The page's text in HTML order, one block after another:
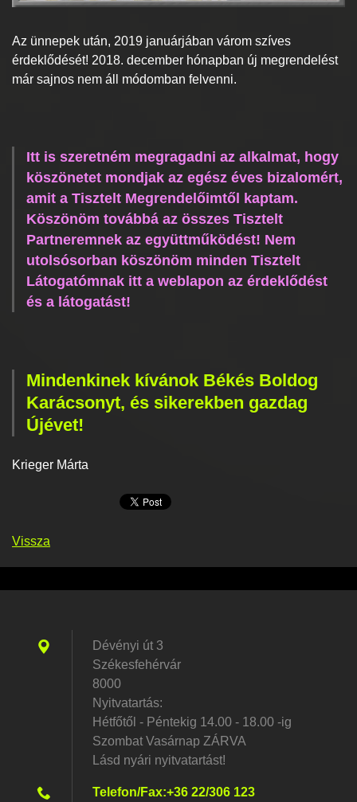
Az ünnepek után, 2019 januárjában várom szíves
érdeklődését! 2018. december hónapban új megrendelést
már sajnos nem áll módomban felvenni.
Itt is szeretném megragadni az alkalmat, hogy
köszönetet mondjak az egész éves bizalomért,
amit a Tisztelt Megrendelőimtől kaptam.
Köszönöm továbbá az összes Tisztelt
Partneremnek az együttműködést! Nem
utolsósorban köszönöm minden Tisztelt
Látogatómnak itt a weblapon az érdeklődést
és a látogatást!
Mindenkinek kívánok Békés Boldog
Karácsonyt, és sikerekben gazdag
Újévet!
Krieger Márta
Vissza
Dévényi út 3
Székesfehérvár
8000
Nyitvatartás:
Hétfőtől - Péntekig 14.00 - 18.00 -ig
Szombat Vasárnap ZÁRVA
Lásd nyári nyitvatartást!
Telefon/Fax:+36 22/306 123